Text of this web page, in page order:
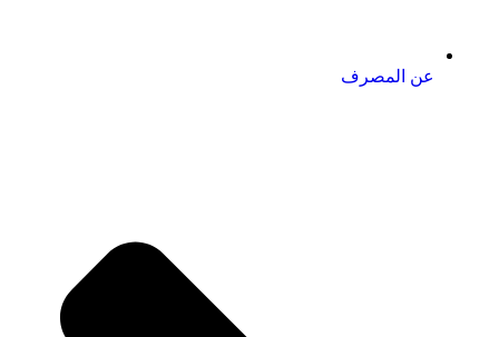
عن المصرف